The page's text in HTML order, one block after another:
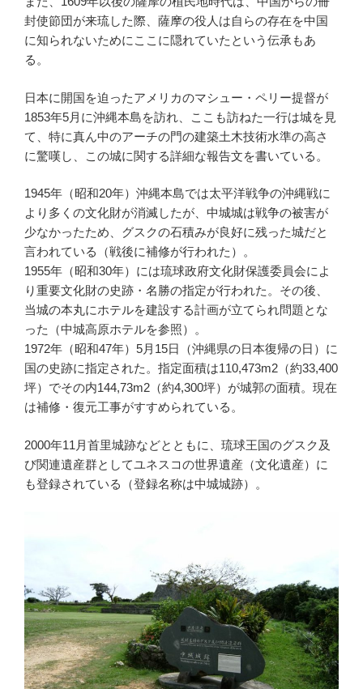
封使節団が来琉した際、薩摩の役人は自らの存在を中国
に知られないためにここに隠れていたという伝承もあ
る。
日本に開国を迫ったアメリカのマシュー・ペリー提督が
1853年5月に沖縄本島を訪れ、ここも訪ねた一行は城を見
て、特に真ん中のアーチの門の建築土木技術水準の高さ
に驚嘆し、この城に関する詳細な報告文を書いている。
1945年（昭和20年）沖縄本島では太平洋戦争の沖縄戦に
より多くの文化財が消滅したが、中城城は戦争の被害が
少なかったため、グスクの石積みが良好に残った城だと
言われている（戦後に補修が行われた）。
1955年（昭和30年）には琉球政府文化財保護委員会によ
り重要文化財の史跡・名勝の指定が行われた。その後、
当城の本丸にホテルを建設する計画が立てられ問題とな
った（中城高原ホテルを参照）。
1972年（昭和47年）5月15日（沖縄県の日本復帰の日）に
国の史跡に指定された。指定面積は110,473m2（約33,400
坪）でその内144,73m2（約4,300坪）が城郭の面積。現在
は補修・復元工事がすすめられている。
2000年11月首里城跡などとともに、琉球王国のグスク及
び関連遺産群としてユネスコの世界遺産（文化遺産）に
も登録されている（登録名称は中城城跡）。